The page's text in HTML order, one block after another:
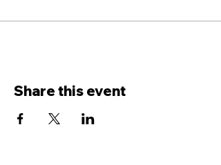
Share this event